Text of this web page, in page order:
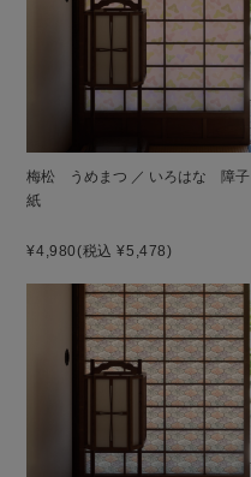
梅松 うめまつ ／ いろはな 障子
紙
¥4,980(税込 ¥5,478)